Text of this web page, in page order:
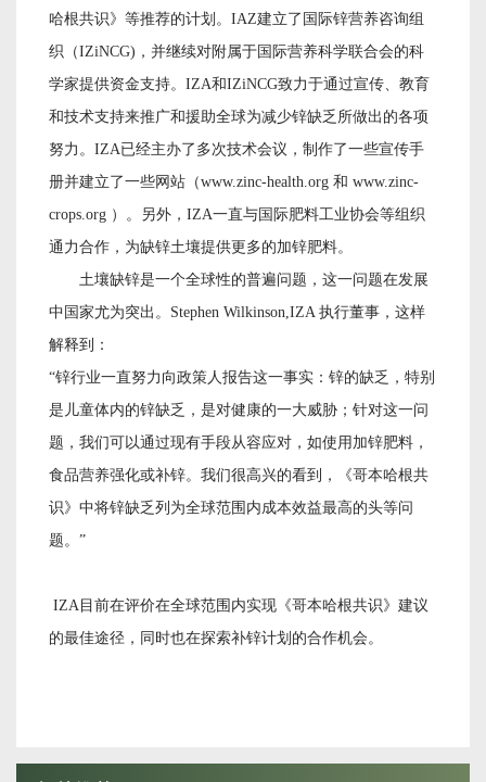
哈根共识》等推荐的计划。IAZ建立了国际锌营养咨询组
织（IZiNCG)，并继续对附属于国际营养科学联合会的科
学家提供资金支持。IZA和IZiNCG致力于通过宣传、教育
和技术支持来推广和援助全球为减少锌缺乏所做出的各项
努力。IZA已经主办了多次技术会议，制作了一些宣传手
册并建立了一些网站（www.zinc-health.org 和 www.zinc-
crops.org ）。另外，IZA一直与国际肥料工业协会等组织
通力合作，为缺锌土壤提供更多的加锌肥料。
土壤缺锌是一个全球性的普遍问题，这一问题在发展
中国家尤为突出。 Stephen Wilkinson,IZA 执行董事，这样
解释到：
“锌行业一直努力向政策人报告这一事实：锌的缺乏，特别
是儿童体内的锌缺乏，是对健康的一大威胁；针对这一问
题，我们可以通过现有手段从容应对，如使用加锌肥料，
食品营养强化或补锌。我们很高兴的看到，《哥本哈根共
识》中将锌缺乏列为全球范围内成本效益最高的头等问
题。”
IZA目前在评价在全球范围内实现《哥本哈根共识》建议
的最佳途径，同时也在探索补锌计划的合作机会。